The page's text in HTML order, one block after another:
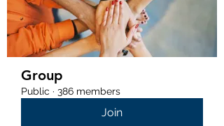
Group
Public · 386 members
Join